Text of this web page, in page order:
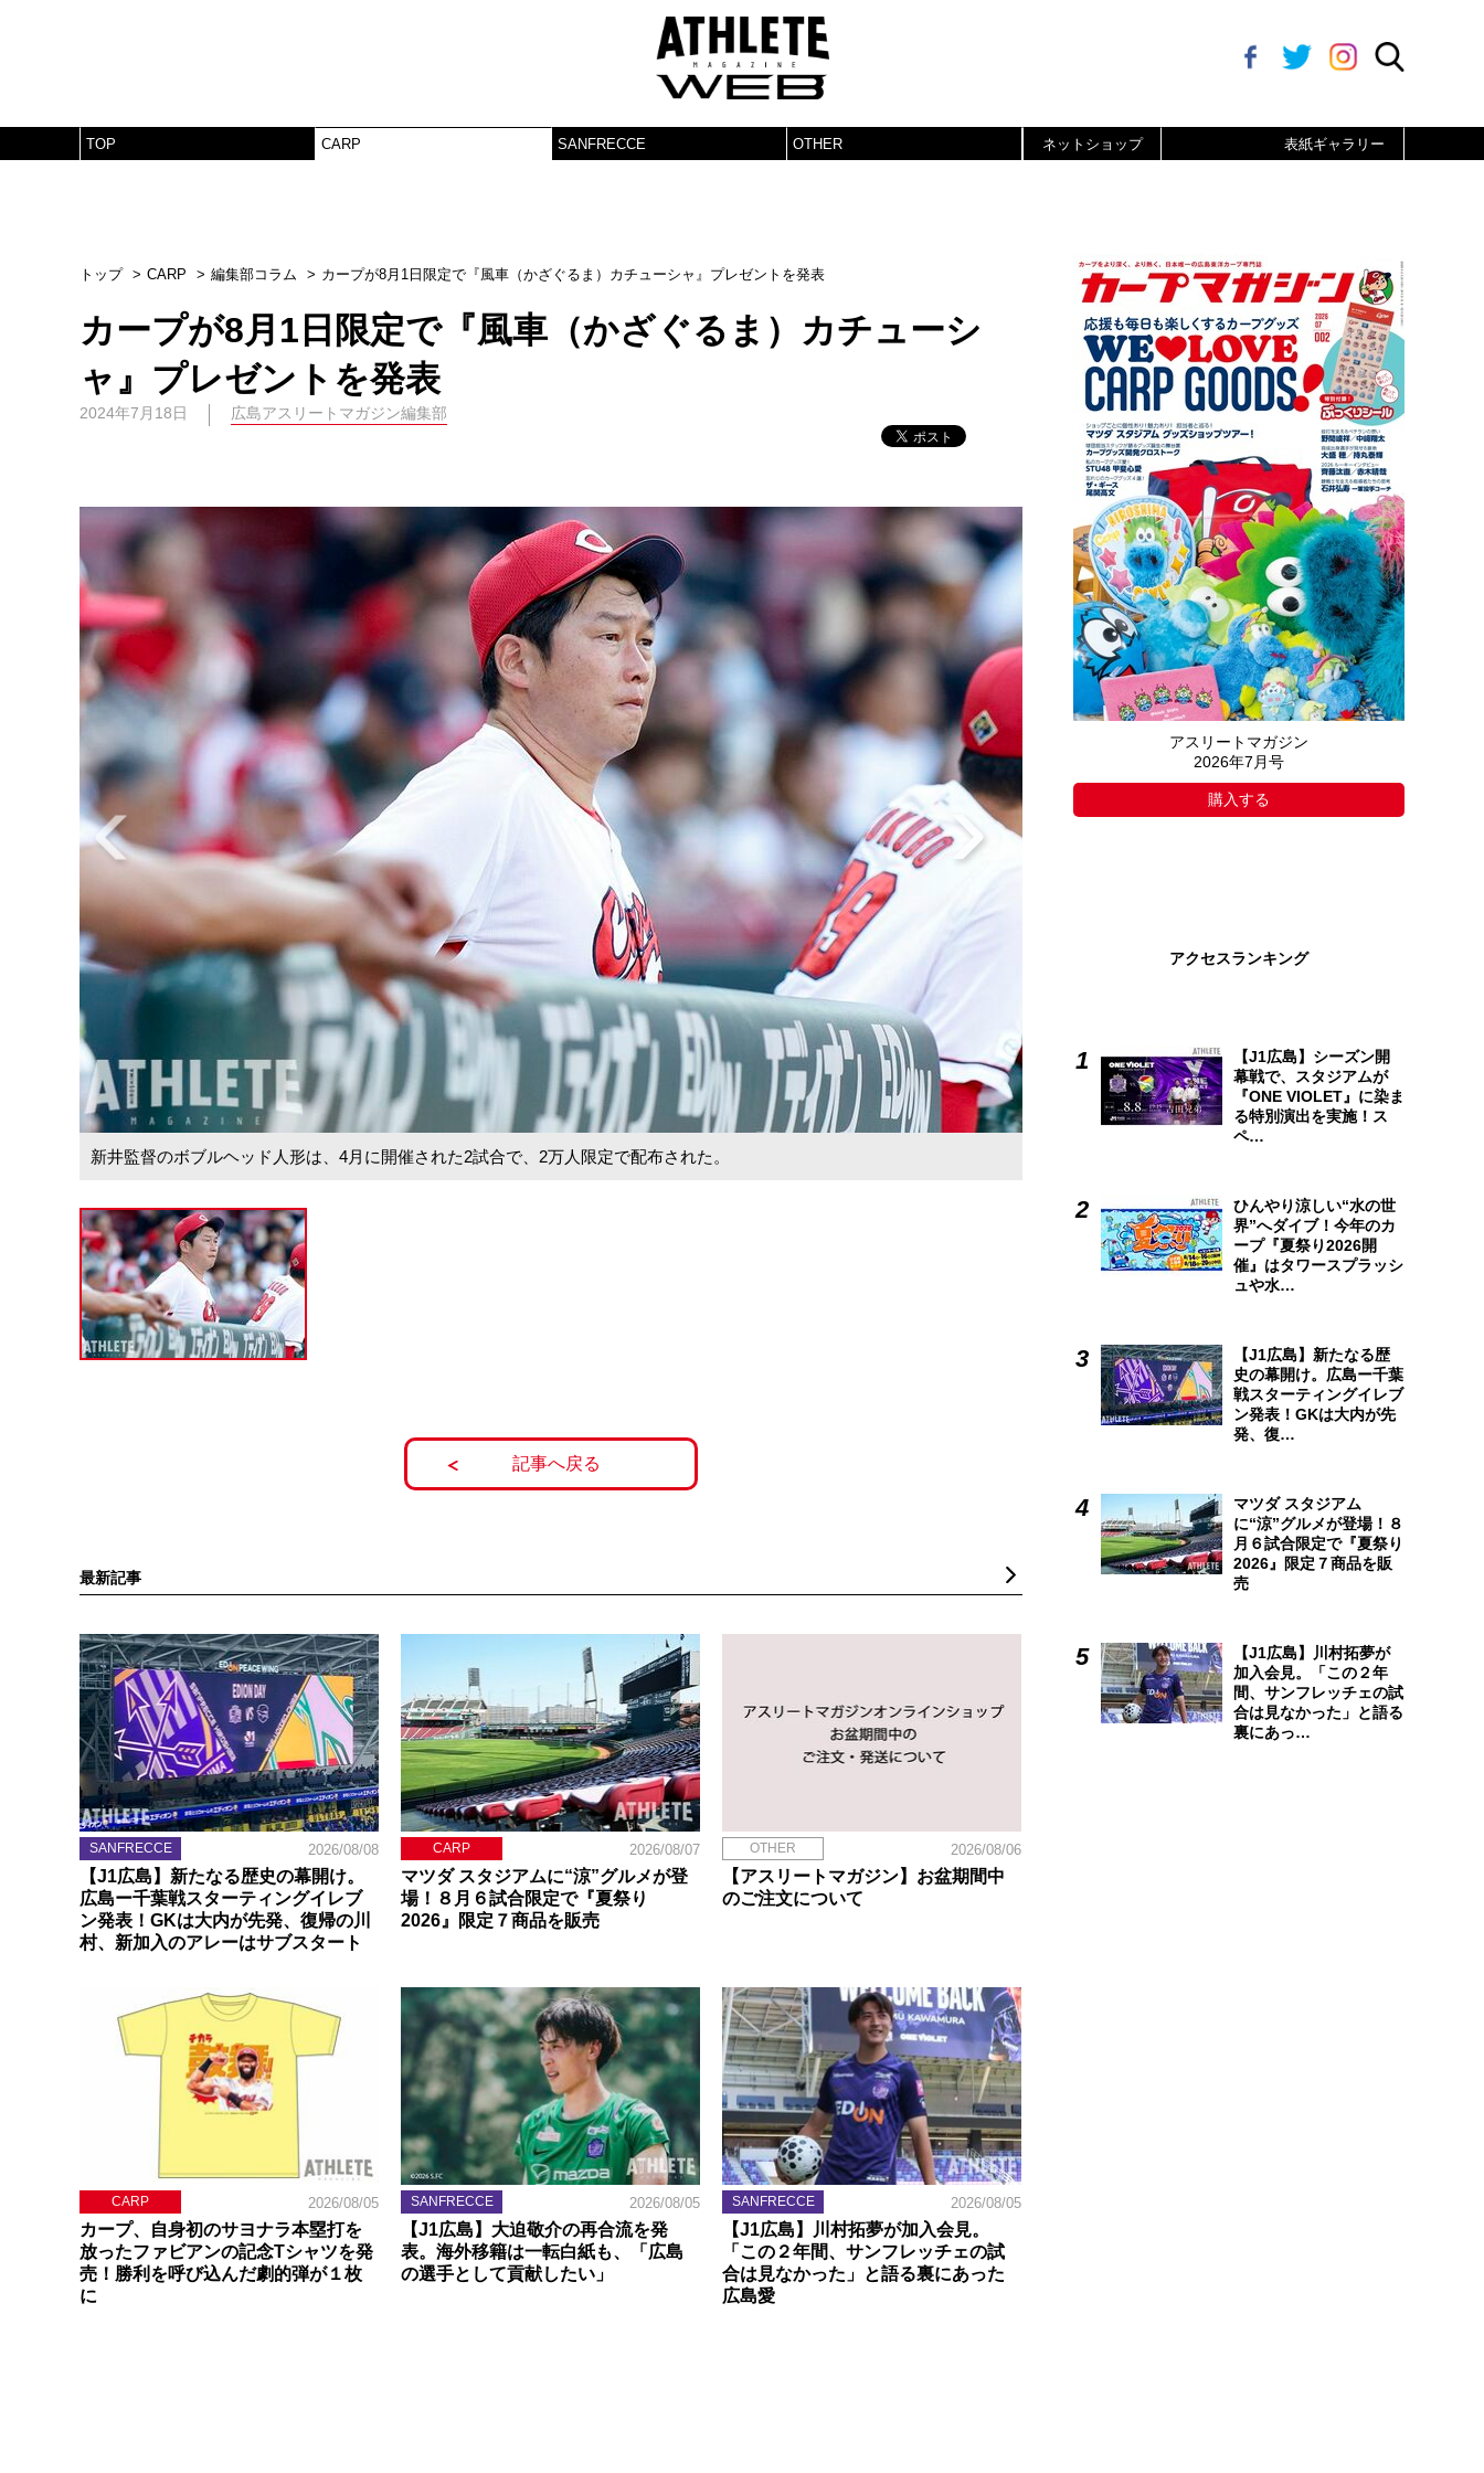
TOP CARP SANFRECCE OTHER ネットショップ 表紙ギャラリー
トップ CARP 編集部コラム カープが8月1日限定で『風車（かざぐるま）カチューシャ』プレゼントを発表
カープが8月1日限定で『風車（かざぐるま）カチューシ
ャ』プレゼントを発表
2024年7月18日 広島アスリートマガジン編集部
新井監督のボブルヘッド人形は、4月に開催された2試合で、2万人限定で配布された。
記事へ戻る
最新記事
SANFRECCE 2026/08/08
【J1広島】新たなる歴史の幕開け。
広島ー千葉戦スターティングイレブ
ン発表！GKは大内が先発、復帰の川
村、新加入のアレーはサブスタート
CARP 2026/08/07
マツダ スタジアムに“涼”グルメが登
場！８月６試合限定で『夏祭り
2026』限定７商品を販売
OTHER 2026/08/06
【アスリートマガジン】お盆期間中
のご注文について
CARP 2026/08/05
カープ、自身初のサヨナラ本塁打を
放ったファビアンの記念Tシャツを発
売！勝利を呼び込んだ劇的弾が１枚
に
SANFRECCE 2026/08/05
【J1広島】大迫敬介の再合流を発
表。海外移籍は一転白紙も、「広島
の選手として貢献したい」
SANFRECCE 2026/08/05
【J1広島】川村拓夢が加入会見。
「この２年間、サンフレッチェの試
合は見なかった」と語る裏にあった
広島愛
アスリートマガジン
2026年7月号
購入する
アクセスランキング
【J1広島】シーズン開
幕戦で、スタジアムが
『ONE VIOLET』に染ま
る特別演出を実施！ス
ペ…
ひんやり涼しい“水の世
界”へダイブ！今年のカ
ープ『夏祭り2026開
催』はタワースプラッシ
ュや水…
【J1広島】新たなる歴
史の幕開け。広島ー千葉
戦スターティングイレブ
ン発表！GKは大内が先
発、復…
マツダ スタジアム
に“涼”グルメが登場！８
月６試合限定で『夏祭り
2026』限定７商品を販
売
【J1広島】川村拓夢が
加入会見。「この２年
間、サンフレッチェの試
合は見なかった」と語る
裏にあっ…